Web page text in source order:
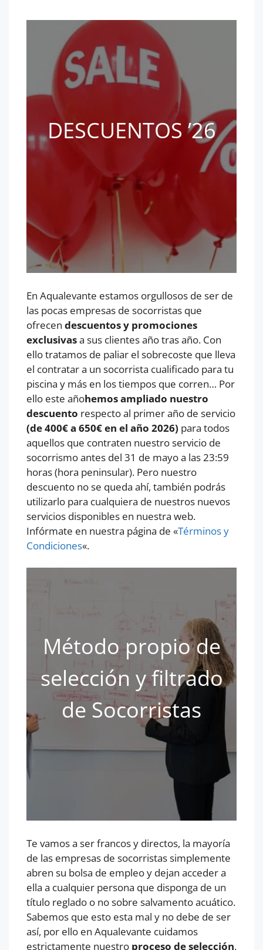
DESCUENTOS ’26
En Aqualevante estamos orgullosos de ser de
las pocas empresas de socorristas que
ofrecen descuentos y promociones
exclusivasa sus clientes año tras año. Con
ello tratamos de paliar el sobrecoste que lleva
el contratar a un socorrista cualificado para tu
piscina y más en los tiempos que corren… Por
ello este añohemos ampliado nuestro
descuento respecto al primer año de servicio
(de 400€ a 650€ en el año 2026) para todos
aquellos que contraten nuestro servicio de
socorrismo antes del 31 de mayo a las 23:59
horas (hora peninsular). Pero nuestro
descuento no se queda ahí, también podrás
utilizarlo para cualquiera de nuestros nuevos
servicios disponibles en nuestra web.
Infórmate en nuestra página de «Términos y
Condiciones«.
Método propio de
selección y filtrado
de Socorristas
Te vamos a ser francos y directos, la mayoría
de las empresas de socorristas simplemente
abren su bolsa de empleo y dejan acceder a
ella a cualquier persona que disponga de un
título reglado o no sobre salvamento acuático.
Sabemos que esto esta mal y no debe de ser
así, por ello en Aqualevante cuidamos
estrictamente nuestro proceso de selección.